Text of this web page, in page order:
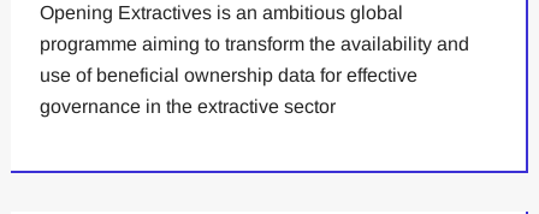
Opening Extractives is an ambitious global
programme aiming to transform the availability and
use of beneficial ownership data for effective
governance in the extractive sector